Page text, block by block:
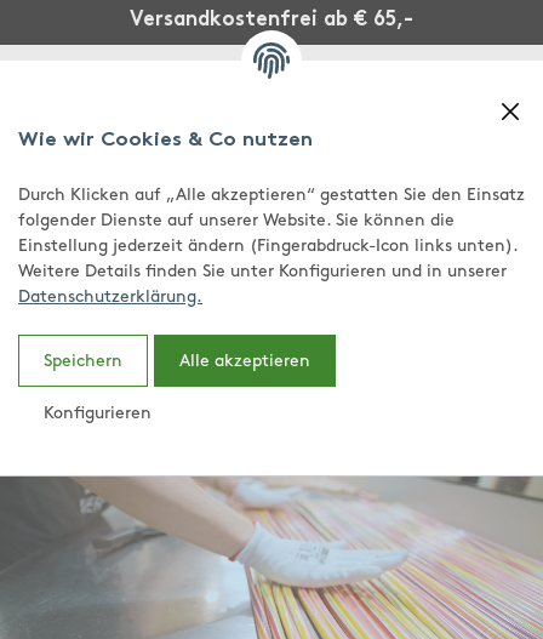
Wie wir Cookies & Co nutzen
Durch Klicken auf „Alle akzeptieren“ gestatten Sie den Einsatz
folgender Dienste auf unserer Website. Sie können die
Einstellung jederzeit ändern (Fingerabdruck-Icon links unten).
Weitere Details finden Sie unter Konfigurieren und in unserer
Datenschutzerklärung.
Speichern Alle akzeptieren
Konfigurieren
Versandkostenfrei ab € 65,-